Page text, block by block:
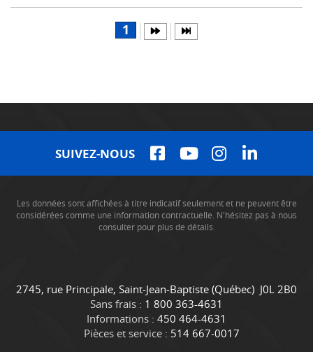
1
SUIVEZ-NOUS
Les données sont affichées à titre indicatif seulement et ne peuvent être
considérées comme une information contractuelle. N'hésitez pas à nous
consulter pour plus de détails.
C
o
n
t
C
a
m
i
2745, rue Principale, Saint-Jean-Baptiste (Québec) J0L 2B0
Sans frais : 1 800 363-4631
Informations : 450 464-4631
Pièces et service : 514 667-0017